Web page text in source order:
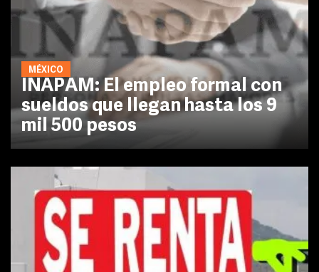
MÉXICO
INAPAM: El empleo formal con
sueldos que llegan hasta los 9
mil 500 pesos